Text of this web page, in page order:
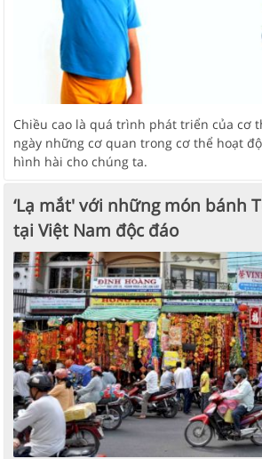
Chiều cao là quá trình phát triển của cơ
ngày những cơ quan trong cơ thể hoạt
hình hài cho chúng ta.
‘Lạ mắt' với những món bánh
tại Việt Nam độc đáo